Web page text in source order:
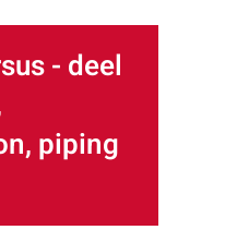
- deel
piping